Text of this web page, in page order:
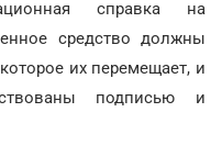
справка на
средство должны
их перемещает, и
подписью и